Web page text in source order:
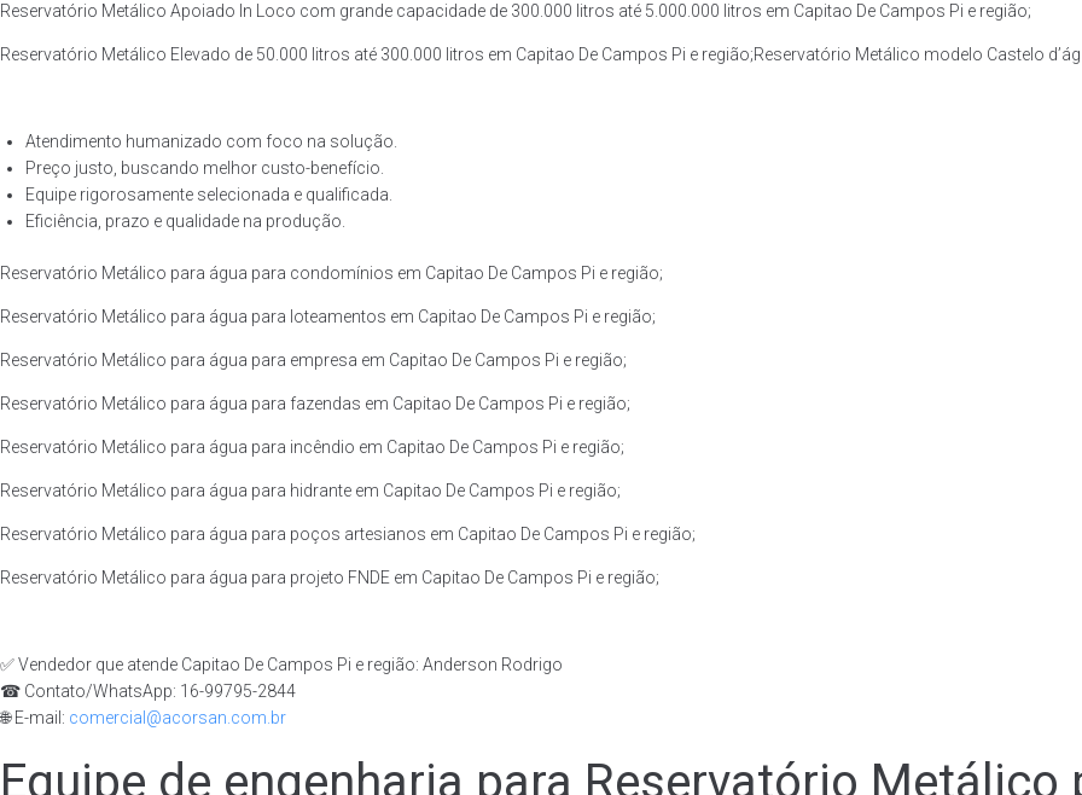
Reservatório Metálico Apoiado In Loco com grande capacidade de 300.000 litros até 5.000.000 litros em Capitao De Campos Pi e região;
Reservatório Metálico Elevado de 50.000 litros até 300.000 litros em Capitao De Campos Pi e região;Reservatório Metálico modelo Castelo
Atendimento humanizado com foco na solução.
Preço justo, buscando melhor custo-benefício.
Equipe rigorosamente selecionada e qualificada.
Eficiência, prazo e qualidade na produção.
Reservatório Metálico para água para condomínios em Capitao De Campos Pi e região;
Reservatório Metálico para água para loteamentos em Capitao De Campos Pi e região;
Reservatório Metálico para água para empresa em Capitao De Campos Pi e região;
Reservatório Metálico para água para fazendas em Capitao De Campos Pi e região;
Reservatório Metálico para água para incêndio em Capitao De Campos Pi e região;
Reservatório Metálico para água para hidrante em Capitao De Campos Pi e região;
Reservatório Metálico para água para poços artesianos em Capitao De Campos Pi e região;
Reservatório Metálico para água para projeto FNDE em Capitao De Campos Pi e região;
✅ Vendedor que atende Capitao De Campos Pi e região: Anderson Rodrigo
☎ Contato/WhatsApp: 16-99795-2844
🌐 E-mail: comercial@acorsan.com.br
Equipe de engenharia para Reservatório Metálico